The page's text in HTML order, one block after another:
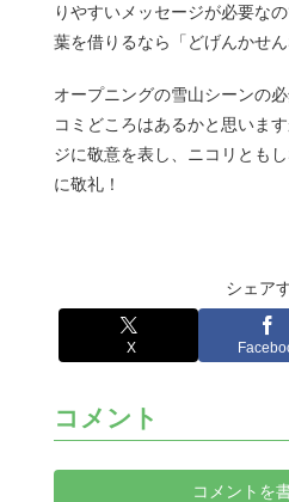
りやすいメッセージが必要な
葉を借りるなら「どげんかせん
オープニングの雪山シーンの
コミどころはあるかと思いま
ジに敬意を表し、ニコリとも
に敬礼！
シェア
X
コメント
コメントを